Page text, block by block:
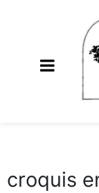
croquis